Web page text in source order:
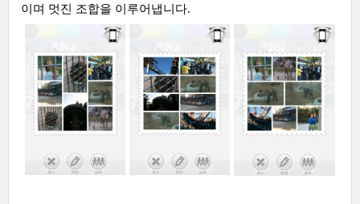
이며 멋진 조합을 이루어냅니다.